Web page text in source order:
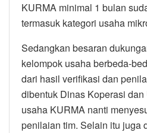
KURMA minimal 1 bulan
termasuk kategori usaha
Sedangkan besaran
kelompok usaha berbeda-
dari hasil verifikasi dan
dibentuk Dinas Koperasi dan
usaha KURMA nanti
penilaian tim. Selain itu juga